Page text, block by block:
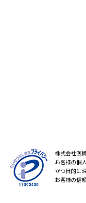
株式会社医
お客様の個
かつ目的に
お客様の信